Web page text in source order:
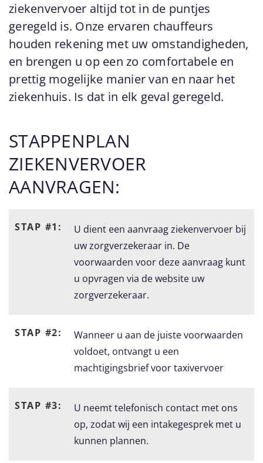
ziekenvervoer altijd tot in de puntjes
geregeld is. Onze ervaren chauffeurs
houden rekening met uw omstandigheden,
en brengen u op een zo comfortabele en
prettig mogelijke manier van en naar het
ziekenhuis. Is dat in elk geval geregeld.
STAPPENPLAN
ZIEKENVERVOER
AANVRAGEN:
STAP #1:
U dient een aanvraag ziekenvervoer bij
uw zorgverzekeraar in. De
voorwaarden voor deze aanvraag kunt
u opvragen via de website uw
zorgverzekeraar.
STAP #2:
Wanneer u aan de juiste voorwaarden
voldoet, ontvangt u een
machtigingsbrief voor taxivervoer
STAP #3:
U neemt telefonisch contact met ons
op, zodat wij een intakegesprek met u
kunnen plannen.